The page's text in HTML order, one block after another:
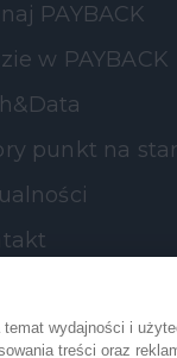
PAYBACK
w PAYBACK
punkt na
wydajności i
treści oraz